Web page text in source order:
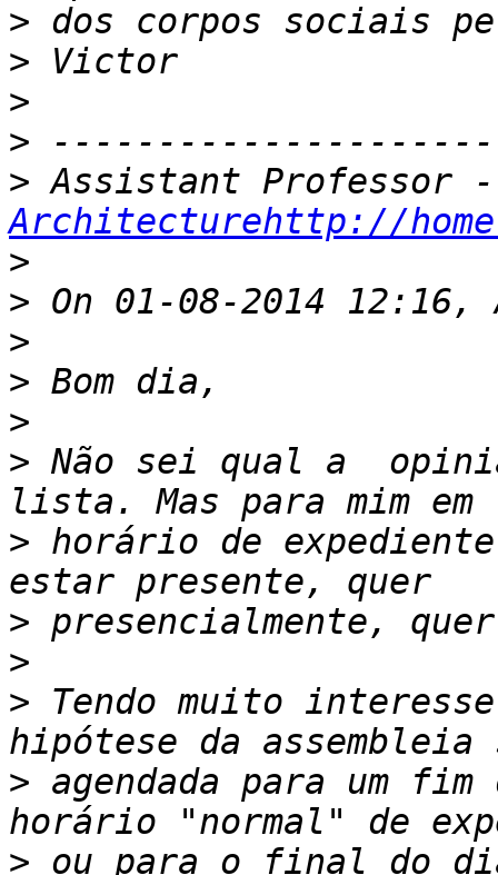
>
>
>
>
>
Architecturehttp://
>
>
>
>
>
> Não sei qual a
> horário de
>
>
> Tendo muito
> agendada para um
>